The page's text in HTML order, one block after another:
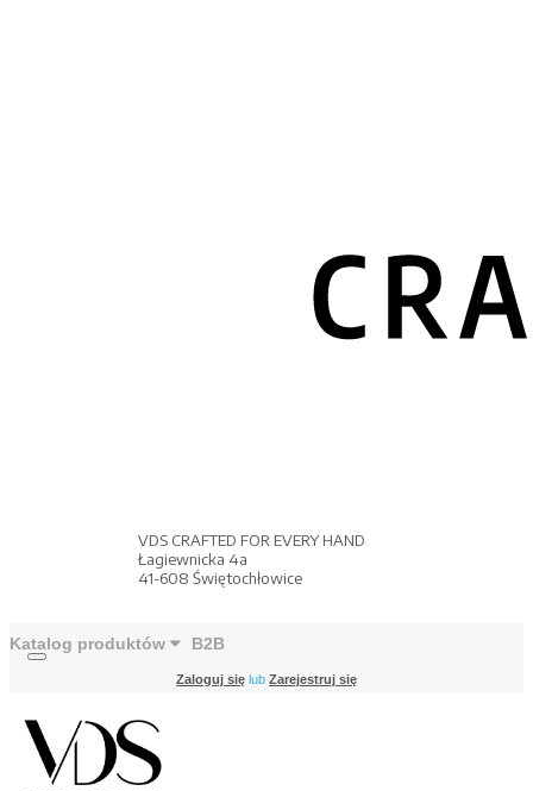
VDS CRAFTED FOR EVERY HAND
Łagiewnicka 4a
41-608 Świętochłowice
Katalog produktów B2B
Zaloguj się lub Zarejestruj się